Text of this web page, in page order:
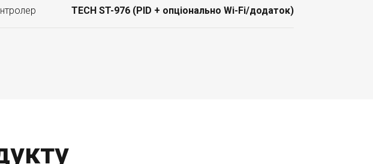
TECH ST-976 (PID + опціонально Wi-Fi/додаток)